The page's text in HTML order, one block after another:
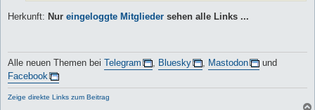
Herkunft: Nur eingeloggte Mitglieder sehen alle Links ...
Alle neuen Themen bei Telegram Bluesky Mastodon
und
Facebook
Zeige direkte Links zum Beitrag